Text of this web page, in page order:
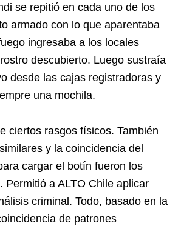
se repitió en cada uno de los
armado con lo que aparentaba
ingresaba a los locales
descubierto. Luego sustraía
desde las cajas registradoras y
una mochila.
ciertos rasgos físicos. También
y la coincidencia del
cargar el botín fueron los
Permitió a ALTO Chile aplicar
criminal. Todo, basado en la
de patrones